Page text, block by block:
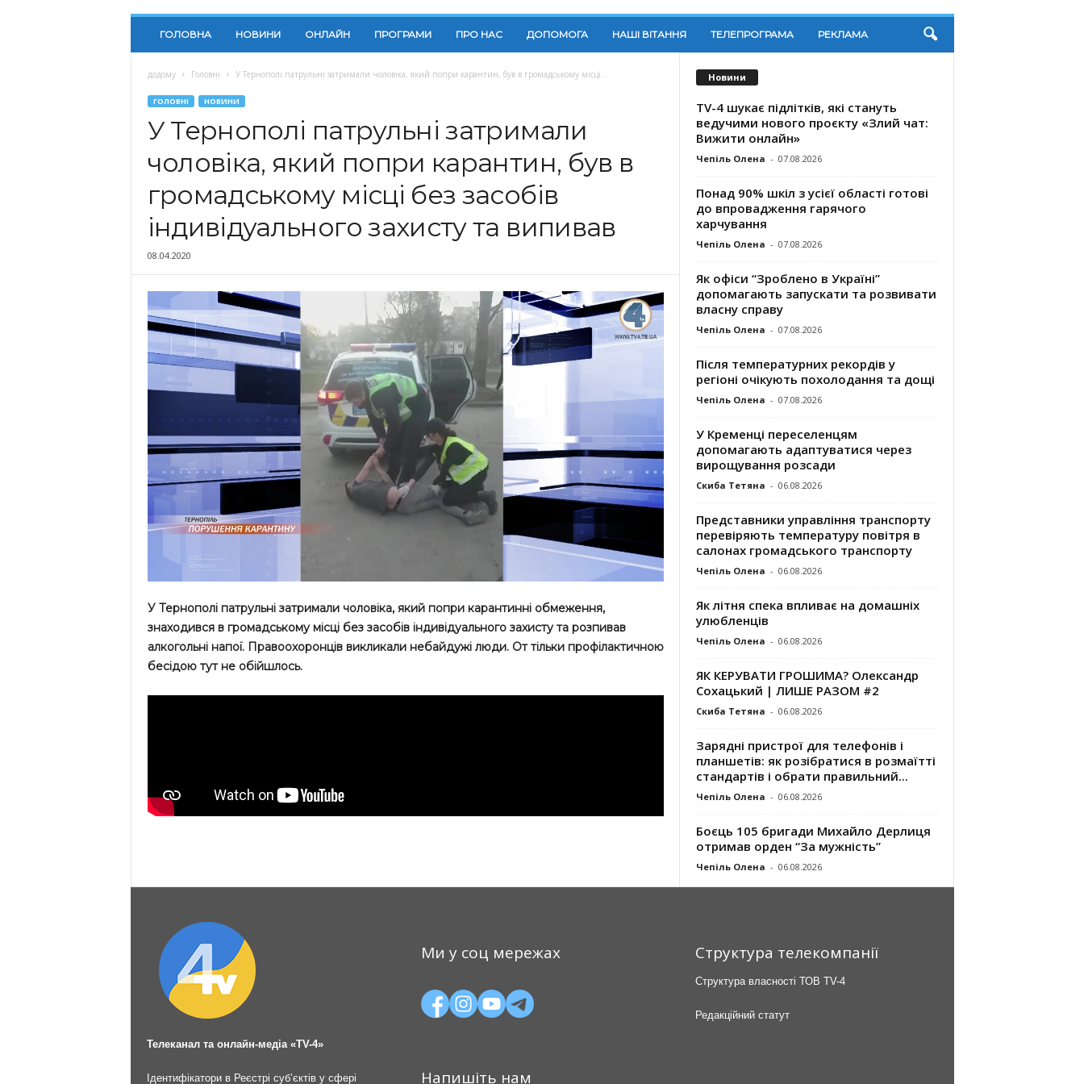
ГОЛОВНА НОВИНИ ОНЛАЙН ПРОГРАМИ ПРО НАС ДОПОМОГА НАШІ ВІТАННЯ ТЕЛЕПРОГРАМА РЕКЛАМА
додому Головні У Тернополі патрульні затримали чоловіка, який попри карантин, був в громадському місці...
ГОЛОВНІ НОВИНИ
У Тернополі патрульні затримали
чоловіка, який попри карантин, був в
громадському місці без засобів
індивідуального захисту та випивав
08.04.2020
У Тернополі патрульні затримали чоловіка, який попри карантинні обмеження,
знаходився в громадському місці без засобів індивідуального захисту та розпивав
алкогольні напої. Правоохоронців викликали небайдужі люди. От тільки профілактичною
бесідою тут не обійшлось.
Новини
TV-4 шукає підлітків, які стануть
ведучими нового проєкту «Злий чат:
Вижити онлайн»
Чепіль Олена - 07.08.2026
Понад 90% шкіл з усієї області готові
до впровадження гарячого
харчування
Чепіль Олена - 07.08.2026
Як офіси “Зроблено в Україні”
допомагають запускaти та розвивати
власну справу
Чепіль Олена - 07.08.2026
Після температурних рекордів у
регіоні очікують похолодання та дощі
Чепіль Олена - 07.08.2026
У Кременці переселенцям
допомагають адаптуватися через
вирощування розсади
Скиба Тетяна - 06.08.2026
Представники управління транспорту
перевіряють температуру повітря в
салонах громадського транспорту
Чепіль Олена - 06.08.2026
Як літня спека впливає на домашніх
улюбленців
Чепіль Олена - 06.08.2026
ЯК КЕРУВАТИ ГРОШИМА? Олександр
Сохацький | ЛИШЕ РАЗОМ #2
Скиба Тетяна - 06.08.2026
Зарядні пристрої для телефонів і
планшетів: як розібратися в розмаїтті
стандартів і обрати правильний...
Чепіль Олена - 06.08.2026
Боєць 105 бригади Михайло Дерлиця
отримав орден “За мужність”
Чепіль Олена - 06.08.2026
Телеканал та онлайн-медіа «TV-4»
Ідентифікатори в Реєстрі суб’єктів у сфері
Ми у соц мережах
Напишіть нам
Структура телекомпанії
Структура власності ТОВ TV-4
Редакційний статут